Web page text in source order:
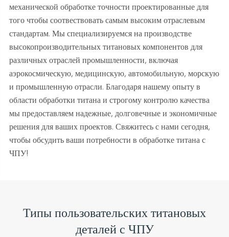
механической обработке точности проектированные для
того чтобы соотвествовать самым высоким отраслевым
стандартам. Мы специализируемся на производстве
высокопроизводительных титановых компонентов для
различных отраслей промышленности, включая
аэрокосмическую, медицинскую, автомобильную, морскую
и промышленную отрасли. Благодаря нашему опыту в
области обработки титана и строгому контролю качества
мы предоставляем надежные, долговечные и экономичные
решения для ваших проектов. Свяжитесь с нами сегодня,
чтобы обсудить ваши потребности в обработке титана с
ЧПУ!
Типы пользовательских титановых
деталей с ЧПУ